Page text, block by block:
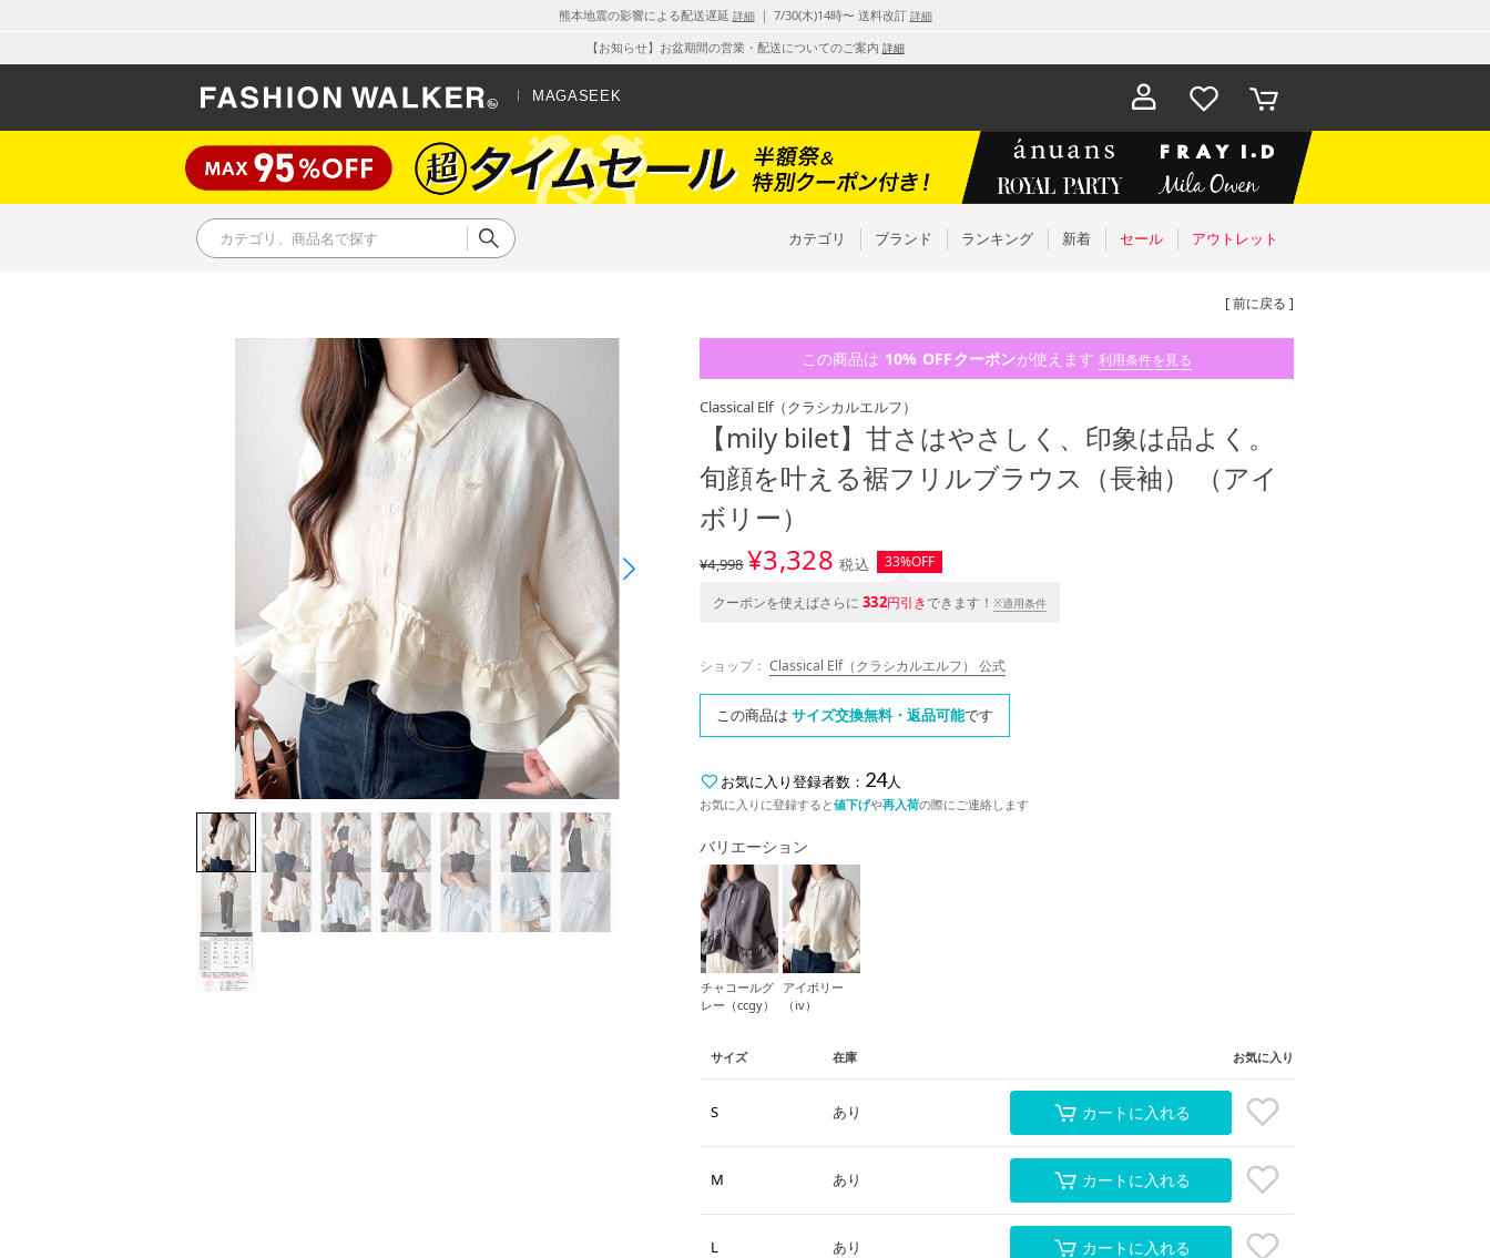
熊本地震の影響による配送遅延 詳細｜ 7/30(木)14時〜 送料改訂 詳細
【お知らせ】お盆期間の営業・配送についてのご案内 詳細
MAGASEEK
お気に入
り
カート
カテゴリ ブランド ランキング 新着 セール アウトレット
[ 前に戻る ]
この商品は 10% OFFクーポンが使えます 利用条件を見る
Classical Elf（クラシカルエルフ）
【mily bilet】甘さはやさしく、印象は品よく。
旬顔を叶える裾フリルブラウス（長袖） （アイ
ボリー）
¥4,998¥3,328 税込 33%OFF
クーポンを使えばさらに 332円引きできます！ ※適用条件
ショップ： Classical Elf（クラシカルエルフ） 公式
この商品は サイズ交換無料・返品可能です
お気に入り登録者数： 24人
お気に入りに登録すると値下げや再入荷の際にご連絡します
バリエーション
チャコールグ
レー（ccgy）
アイボリー
（iv）
サイズ 在庫 お気に入り
S あり カートに入れる
M あり カートに入れる
L あり カートに入れる